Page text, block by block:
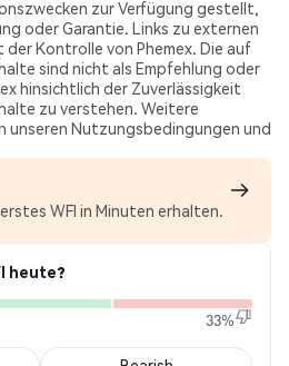
zur Verfügung gestellt,
oder Garantie. Links zu externen
Kontrolle von Phemex. Die auf
sind nicht als Empfehlung oder
hinsichtlich der Zuverlässigkeit
zu verstehen. Weitere
unseren Nutzungsbedingungen und
WFI in Minuten erhalten.
heute?
33%